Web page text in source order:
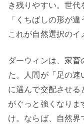
き残りやすい。世
「くちばしの形が
これが自然選択のイ
ダーウィンは、家畜
た。人間が「足の速
に選んで交配させ
がぐっと強くなり
け。ならば、自然界